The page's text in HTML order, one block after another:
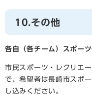
10.その他
各自（各チーム）スポー
市民スポーツ・レクリエ
で、希望者は長崎市スポ
し込みください。